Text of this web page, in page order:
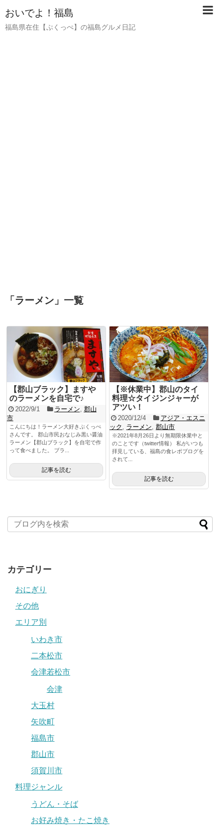
おいでよ！福島
福島県在住【ぷくっぺ】の福島グルメ日記
「 ラーメン 」 一覧
【郡山ブラック】ますや
のラーメンを自宅で♪
2022/9/1 ラーメン 郡山
市
こんにちは！ラーメン大好きぷくっぺ
さんです。 郡山市民おなじみ黒い醤油
ラーメン【郡山ブラック】を自宅で作
って食べました。 ブラ...
記事を読む
【※休業中】郡山のタイ
料理☆タイジンジャーが
アツい！
2020/12/4
アジア・エスニ
ック
ラーメン ,郡山市
※2021年8月26日より無期限休業中と
のことです（twitter情報） 私がいつも
拝見している、福島の食レポブログを
されて...
記事を読む
カテゴリー
おにぎり
その他
エリア別
いわき市
二本松市
会津若松市
会津
大玉村
矢吹町
福島市
郡山市
須賀川市
料理ジャンル
うどん・そば
お好み焼き・たこ焼き